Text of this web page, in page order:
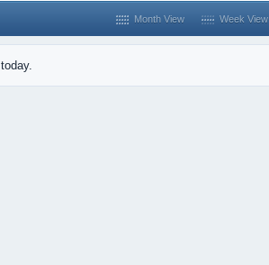
Month View Week View